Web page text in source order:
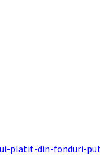
din-fonduri-